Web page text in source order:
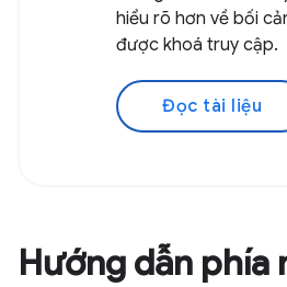
hiểu rõ hơn về bối
được khoá truy cập.
Đọc tài liệu
Hướng dẫn phía